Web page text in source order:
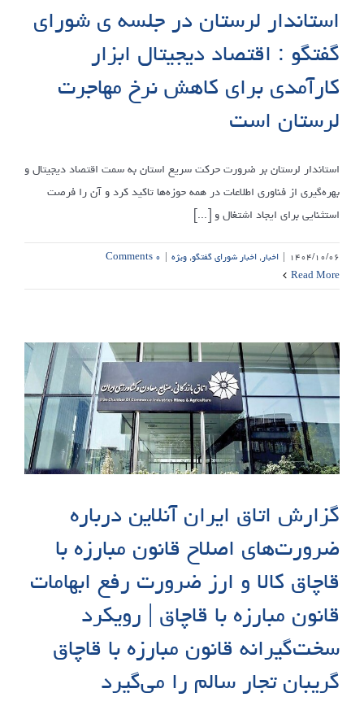
استاندار لرستان در جلسه ی شورای
گفتگو : اقتصاد دیجیتال ابزار
کارآمدی برای کاهش نرخ مهاجرت
لرستان است
استاندار لرستان بر ضرورت حرکت سریع استان به سمت اقتصاد دیجیتال و
بهره‌گیری از فناوری اطلاعات در همه حوزه‌ها تاکید کرد و آن را فرصت
استثنایی برای ایجاد اشتغال و [...]
۱۴۰۴/۱۰/۰۶ | اخبار,اخبار شورای گفتگو,ویژه | ۰ Comments
Read More
گزارش اتاق ایران آنلاین درباره
ضرورت‌های اصلاح قانون مبارزه با
قاچاق کالا و ارز ضرورت رفع ابهامات
قانون مبارزه با قاچاق | رویکرد
سخت‌گیرانه قانون مبارزه با قاچاق
گریبان‌ تجار سالم را می‌گیرد